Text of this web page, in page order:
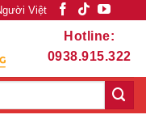
Việt
Hotline:
0938.915.322